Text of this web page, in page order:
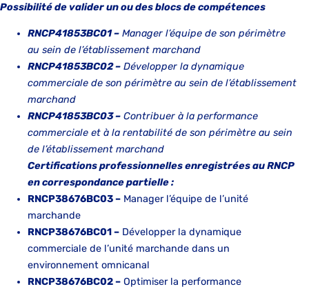
Possibilité de valider un ou des blocs de compétences
RNCP41853BC01 – Manager l’équipe de son périmètre
au sein de l’établissement marchand
RNCP41853BC02 – Développer la dynamique
commerciale de son périmètre au sein de l’établissement
marchand
RNCP41853BC03 – Contribuer à la performance
commerciale et à la rentabilité de son périmètre au sein
de l’établissement marchand
Certifications professionnelles enregistrées au RNCP
en correspondance partielle :
RNCP38676BC03 – Manager l’équipe de l’unité
marchande
RNCP38676BC01 – Développer la dynamique
commerciale de l’unité marchande dans un
environnement omnicanal
RNCP38676BC02 – Optimiser la performance